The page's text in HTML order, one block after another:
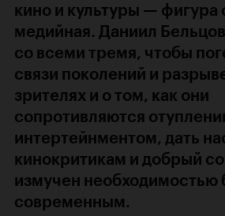
кино и культуры — фигура
медийная. Даниил
со всеми тремя, чтобы
связи поколений и
зрителях и о том, как они
сопротивляются
интертейнментом, дать
кинокритикам и добрый
измучен необходимостью
современным.